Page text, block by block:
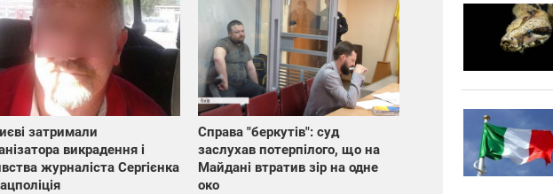
затримали
викрадення і
журналіста Сергієнка
Справа "беркутів": суд
заслухав потерпілого, що на
Майдані втратив зір на одне
око